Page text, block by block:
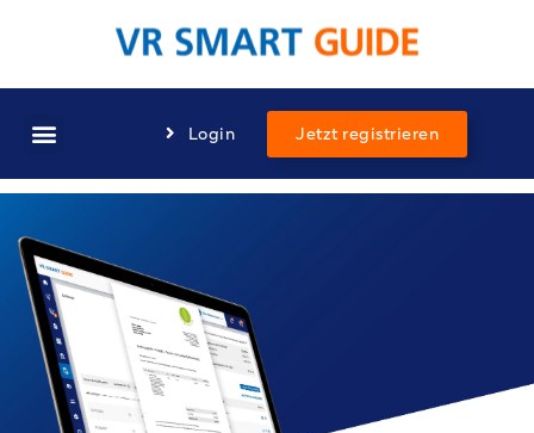
Login Jetzt registrieren